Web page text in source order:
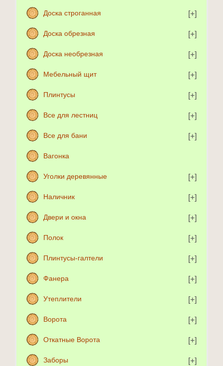
Доска строганная
Доска обрезная
Доска необрезная
Мебельный щит
Плинтусы
Все для лестниц
Все для бани
Вагонка
Уголки деревянные
Наличник
Двери и окна
Полок
Плинтусы-галтели
Фанера
Утеплители
Ворота
Откатные Ворота
Заборы